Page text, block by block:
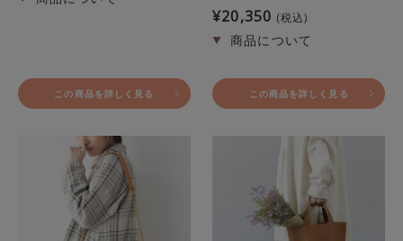
この商品を詳しく見る
¥20,350 税込
この商品を詳しく見る